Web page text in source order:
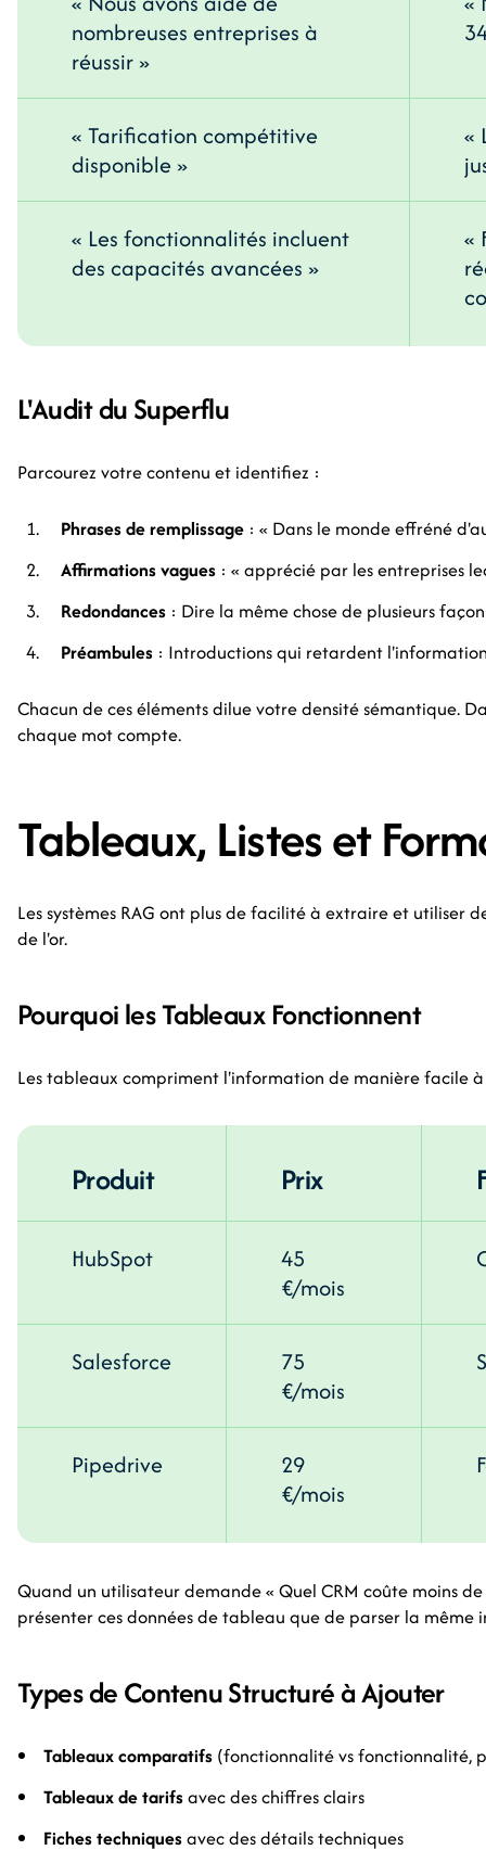
nombreuses entreprises à
réussir »
« Tarification compétitive
disponible »
«
« Les fonctionnalités incluent
des capacités avancées »
«
L'Audit du Superflu
Parcourez votre contenu et identifiez :
Phrases de remplissage : « Dans le monde effréné
Affirmations vagues : « apprécié par les entreprises
Redondances : Dire la même chose de plusieurs
Préambules : Introductions qui retardent
Chacun de ces éléments dilue votre densité sémantique.
chaque mot compte.
Tableaux, Listes et
Les systèmes RAG ont plus de facilité à extraire et utiliser
de l'or.
Pourquoi les Tableaux Fonctionnent
Les tableaux compriment l'information de manière facile
Produit Prix
HubSpot
45
€/mois
Salesforce
75
€/mois
Pipedrive
29
€/mois
Quand un utilisateur demande « Quel CRM coûte moins
présenter ces données de tableau que de parser la
Types de Contenu Structuré à Ajouter
Tableaux comparatifs (fonctionnalité vs fonctionnalité,
Tableaux de tarifsavec des chiffres clairs
Fiches techniquesavec des détails techniques